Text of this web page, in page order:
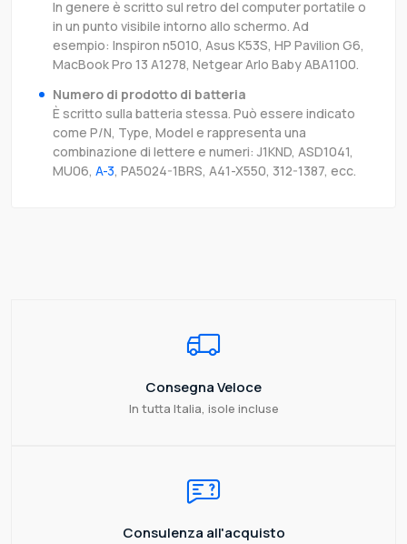
In genere è scritto sul retro del computer portatile o
in un punto visibile intorno allo schermo. Ad
esempio: Inspiron n5010, Asus K53S, HP Pavilion G6,
MacBook Pro 13 A1278, Netgear Arlo Baby ABA1100.
Numero di prodotto di batteria
È scritto sulla batteria stessa. Può essere indicato
come P/N, Type, Model e rappresenta una
combinazione di lettere e numeri: J1KND, ASD1041,
MU06, A-3, PA5024-1BRS, A41-X550, 312-1387, ecc.
Consegna Veloce
In tutta Italia, isole incluse
Consulenza all'acquisto